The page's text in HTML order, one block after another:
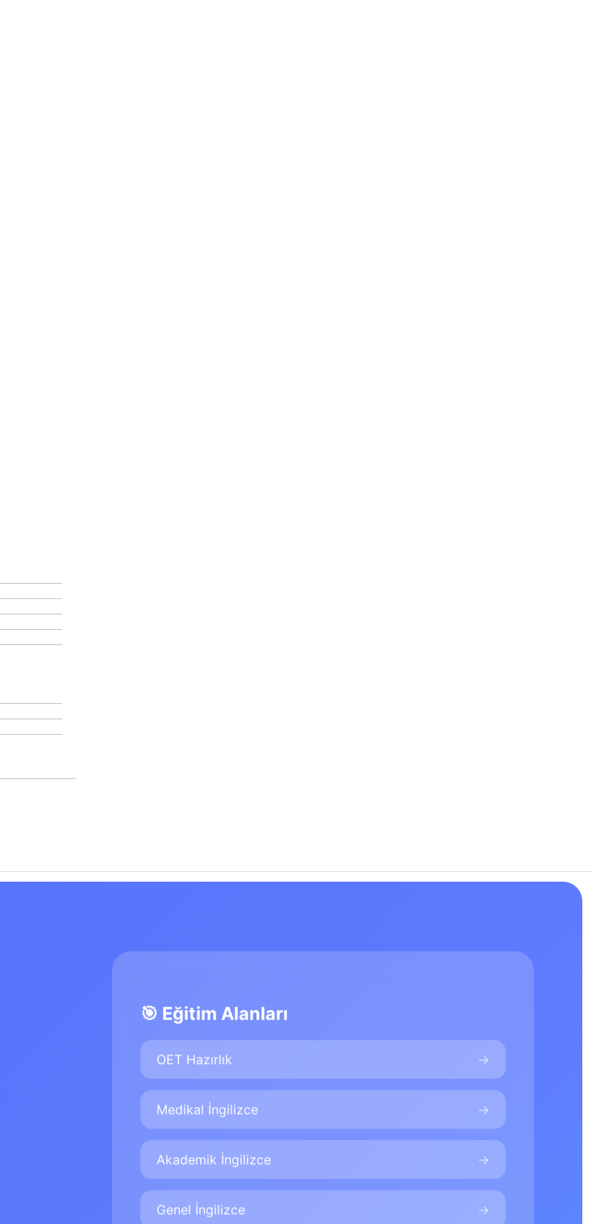
🎯 Eğitim Alanları
OET Hazırlık
Medikal İngilizce
Akademik İngilizce
Genel İngilizce